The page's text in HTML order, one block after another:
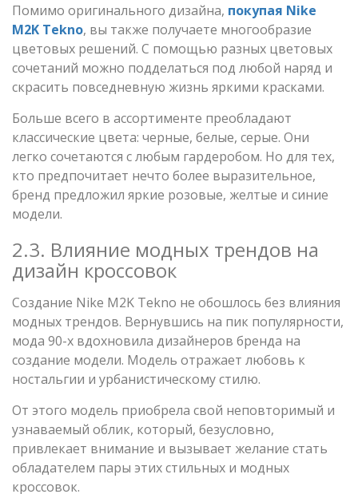
Помимо оригинального дизайна, покупая Nike
M2K Tekno, вы также получаете многообразие
цветовых решений. С помощью разных цветовых
сочетаний можно подделаться под любой наряд и
скрасить повседневную жизнь яркими красками.
Больше всего в ассортименте преобладают
классические цвета: черные, белые, серые. Они
легко сочетаются с любым гардеробом. Но для тех,
кто предпочитает нечто более выразительное,
бренд предложил яркие розовые, желтые и синие
модели.
2.3. Влияние модных трендов на
дизайн кроссовок
Создание Nike M2K Tekno не обошлось без влияния
модных трендов. Вернувшись на пик популярности,
мода 90-х вдохновила дизайнеров бренда на
создание модели. Модель отражает любовь к
ностальгии и урбанистическому стилю.
От этого модель приобрела свой неповторимый и
узнаваемый облик, который, безусловно,
привлекает внимание и вызывает желание стать
обладателем пары этих стильных и модных
кроссовок.